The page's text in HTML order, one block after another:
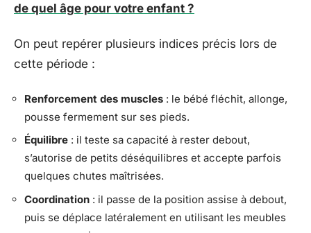
de quel âge pour votre enfant ?
On peut repérer plusieurs indices précis lors de
cette période :
Renforcement des muscles : le bébé fléchit, allonge,
pousse fermement sur ses pieds.
Équilibre : il teste sa capacité à rester debout,
s’autorise de petits déséquilibres et accepte parfois
quelques chutes maîtrisées.
Coordination : il passe de la position assise à debout,
puis se déplace latéralement en utilisant les meubles